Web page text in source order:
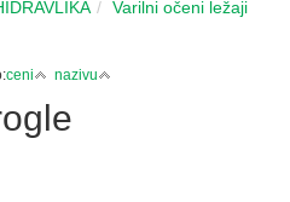
Varilni očeni ležaji
ceni nazivu